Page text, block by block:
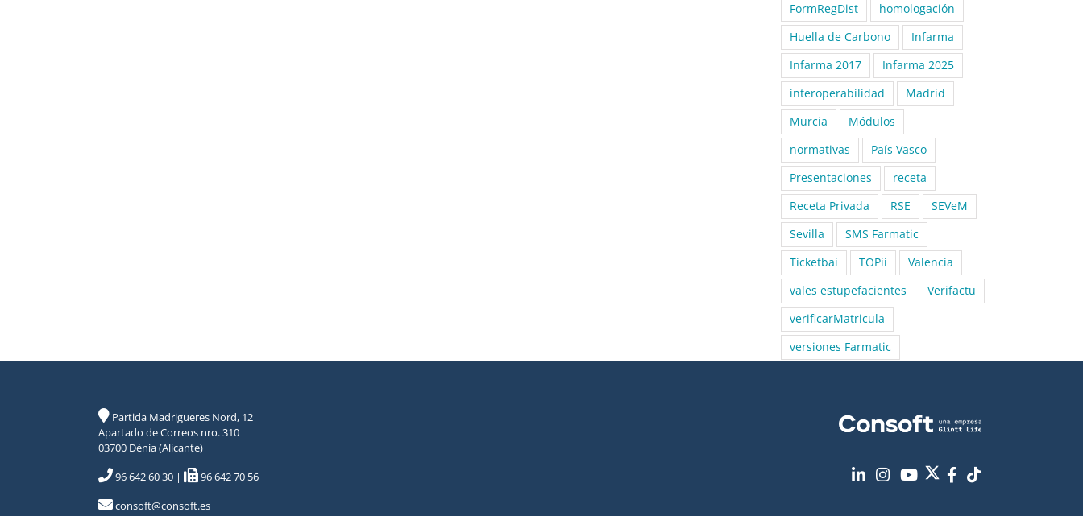
FormRegDist
homologación
Huella de Carbono
Infarma
Infarma 2017
Infarma 2025
interoperabilidad
Madrid
Murcia
Módulos
normativas
País Vasco
Presentaciones
receta
Receta Privada
RSE
SEVeM
Sevilla
SMS Farmatic
Ticketbai
TOPii
Valencia
vales estupefacientes
Verifactu
verificarMatricula
versiones Farmatic
Partida Madrigueres Nord, 12
Apartado de Correos nro. 310
03700 Dénia (Alicante)
96 642 60 30 |
96 642 70 56
consoft@consoft.es